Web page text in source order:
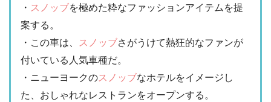
・ スノッブを極めた粋なファッションアイテムを提
案する。
・この車は、
スノッブさがうけて熱狂的なファンが
付いている人気車種だ。
・ニューヨークのスノッブなホテルをイメージし
た、おしゃれなレストランをオープンする。